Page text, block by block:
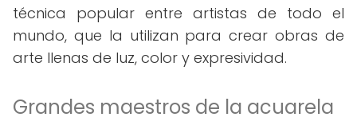
técnica popular entre artistas de todo el
mundo, que la utilizan para crear obras de
arte llenas de luz, color y expresividad.
Grandes maestros de la acuarela